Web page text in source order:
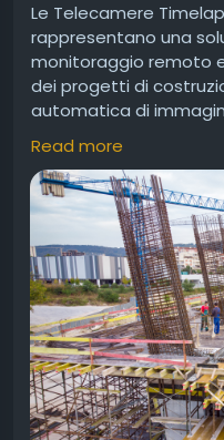
Le Telecamere
rappresentano una
monitoraggio remoto
dei progetti di
automatica di
gestione tramite
tempo reale,
dei lavori ***
imprese edili,
lavori, permettono di
professionali, archivi
dettagliati,
attività, la
del cantiere. Una
garantisce una
valorizza ogni
operative più rapide
https://
Read more